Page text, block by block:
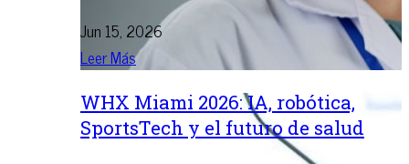
Jun 15, 2026
Leer Más
WHX Miami 2026: IA, robótica,
SportsTech y el futuro de salud